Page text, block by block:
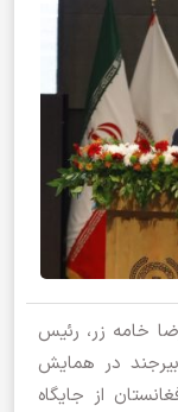
خامه زر، رئیس
بیرجند در همایش
از جایگاه